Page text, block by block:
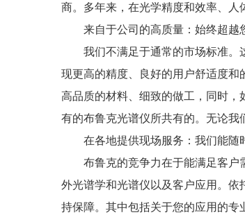
商。多年来，在光学精度和效率、人
来自于公司的高质量：始终超越
我们不满足于通常的市场标准。
现更高的精度、良好的用户舒适度
高品质的材料、细致的做工，同时
有的布鲁克光谱仪所共有的。无论我
在各地提供现场服务：我们能随
布鲁克的竞争力在于能满足客户
外光谱学和光谱仪以及客户应用。
持保障。其中包括关于您的应用的